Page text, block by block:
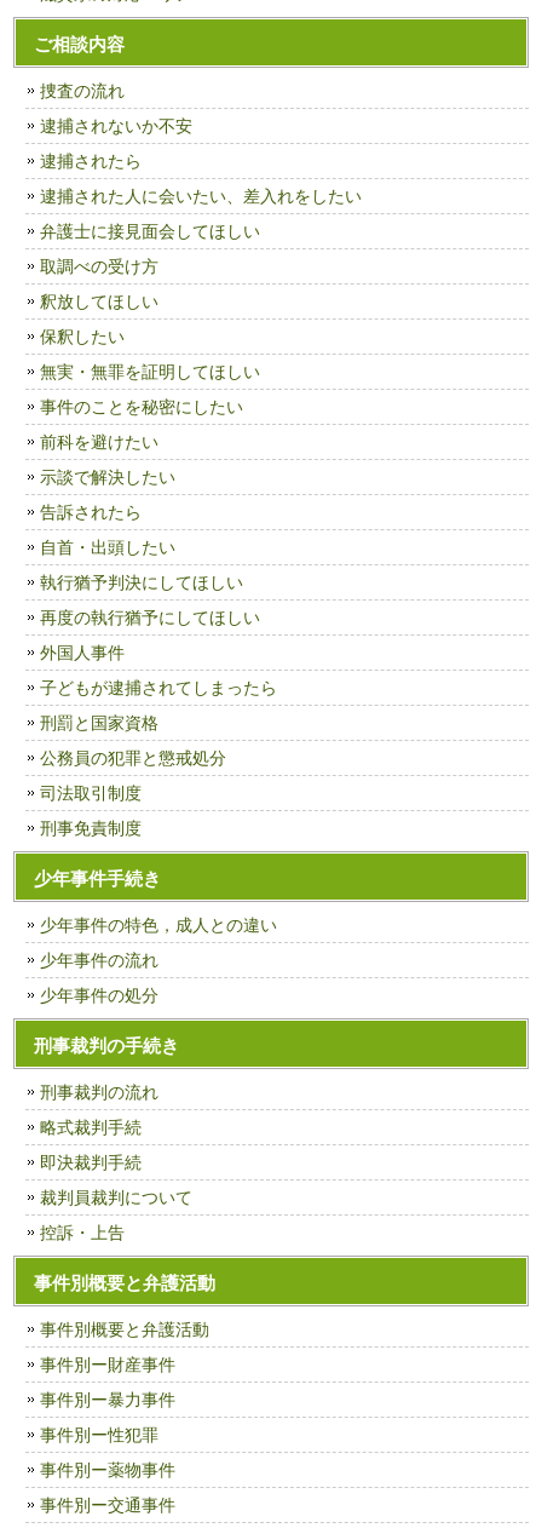
ご相談内容
捜査の流れ
逮捕されないか不安
逮捕されたら
逮捕された人に会いたい、差入れをしたい
弁護士に接見面会してほしい
取調べの受け方
釈放してほしい
保釈したい
無実・無罪を証明してほしい
事件のことを秘密にしたい
前科を避けたい
示談で解決したい
告訴されたら
自首・出頭したい
執行猶予判決にしてほしい
再度の執行猶予にしてほしい
外国人事件
子どもが逮捕されてしまったら
刑罰と国家資格
公務員の犯罪と懲戒処分
司法取引制度
刑事免責制度
少年事件手続き
少年事件の特色，成人との違い
少年事件の流れ
少年事件の処分
刑事裁判の手続き
刑事裁判の流れ
略式裁判手続
即決裁判手続
裁判員裁判について
控訴・上告
事件別概要と弁護活動
事件別概要と弁護活動
事件別ー財産事件
事件別ー暴力事件
事件別ー性犯罪
事件別ー薬物事件
事件別ー交通事件